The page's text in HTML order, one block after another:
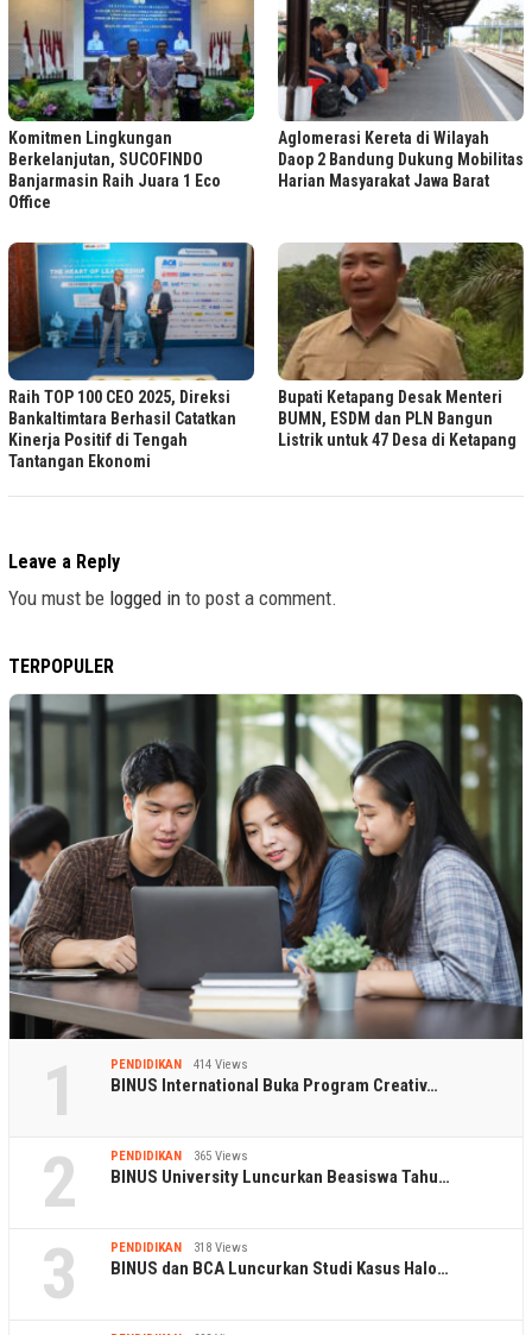
Komitmen Lingkungan
Berkelanjutan, SUCOFINDO
Banjarmasin Raih Juara 1 Eco
Office
Aglomerasi Kereta di Wilayah
Daop 2 Bandung Dukung Mobilitas
Harian Masyarakat Jawa Barat
Raih TOP 100 CEO 2025, Direksi
Bankaltimtara Berhasil Catatkan
Kinerja Positif di Tengah
Tantangan Ekonomi
Bupati Ketapang Desak Menteri
BUMN, ESDM dan PLN Bangun
Listrik untuk 47 Desa di Ketapang
Leave a Reply
You must be logged in to post a comment.
TERPOPULER
1 PENDIDIKAN 414 Views
BINUS International Buka Program Creativ…
2 PENDIDIKAN 365 Views
BINUS University Luncurkan Beasiswa Tahu…
3 PENDIDIKAN 318 Views
BINUS dan BCA Luncurkan Studi Kasus Halo…